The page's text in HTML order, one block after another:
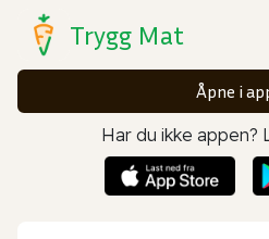
Trygg Mat
Åpne i
Har du ikke appen?